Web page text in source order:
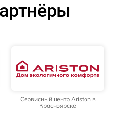
Сервисный центр Ariston в
Красноярске